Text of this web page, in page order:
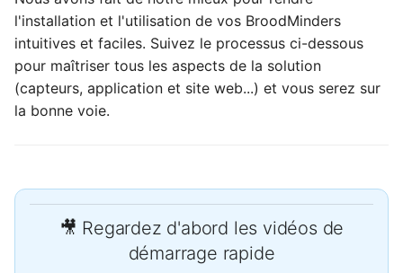
i
o
n
d
3. Activer vos capteurs
4. Réclamer et affecter
des capteurs à des
ruches
6. Allumez votre
BroodMinder BeeTV
BroodMinder DIY
Capteurs Yolink
Butinage
Alertes
Plantes
Partage
l'installation et l'utilisation de vos BroodMinders
intuitives et faciles. Suivez le processus ci-dessous
pour maîtriser tous les aspects de la solution
(capteurs, application et site web...) et vous serez sur
la bonne voie.
🎥 Regardez d'abord les vidéos de
démarrage rapide